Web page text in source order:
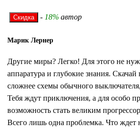
- 18% автор
Марик Лернер
Другие миры? Легко! Для этого не
аппаратура и глубокие знания.
сложнее схемы обычного
Тебя ждут приключения, а для особо
возможность стать великим
Всего лишь одна проблемка. Что ждет